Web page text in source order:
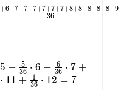
36
+6+7+7+7+7+7+7+8+8+8+8+8+9
5 + 36
5 ⋅ 6 + 36
6 ⋅ 7 +
⋅ 11 + 36
1 ⋅ 12 = 7